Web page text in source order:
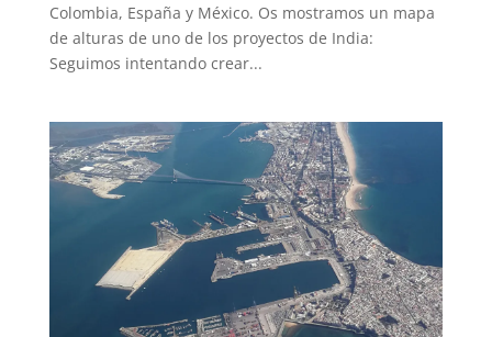
Colombia, España y México. Os mostramos un mapa
de alturas de uno de los proyectos de India:
Seguimos intentando crear...